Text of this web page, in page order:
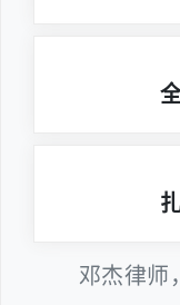
邓杰律师